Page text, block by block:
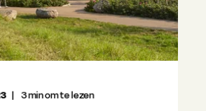
3min om te lezen